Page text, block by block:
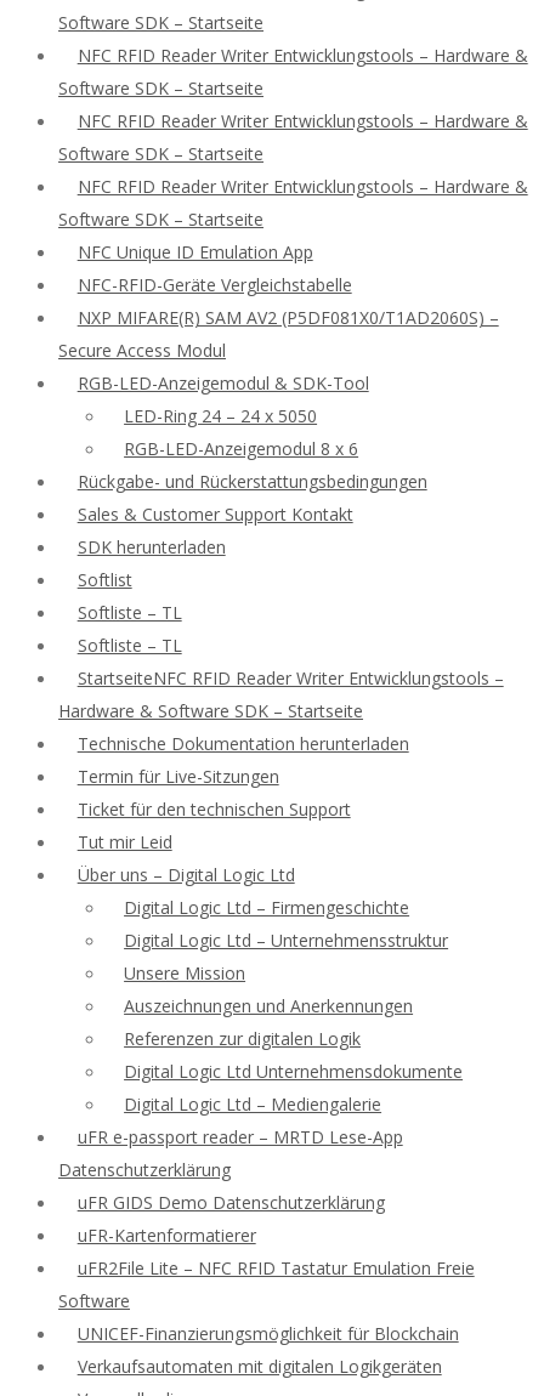
Software SDK – Startseite
NFC RFID Reader Writer Entwicklungstools – Hardware &
Software SDK – Startseite
NFC RFID Reader Writer Entwicklungstools – Hardware &
Software SDK – Startseite
NFC RFID Reader Writer Entwicklungstools – Hardware &
Software SDK – Startseite
NFC Unique ID Emulation App
NFC-RFID-Geräte Vergleichstabelle
NXP MIFARE(R) SAM AV2 (P5DF081X0/T1AD2060S) –
Secure Access Modul
RGB-LED-Anzeigemodul & SDK-Tool
LED-Ring 24 – 24 x 5050
RGB-LED-Anzeigemodul 8 x 6
Rückgabe- und Rückerstattungsbedingungen
Sales & Customer Support Kontakt
SDK herunterladen
Softlist
Softliste – TL
Softliste – TL
StartseiteNFC RFID Reader Writer Entwicklungstools –
Hardware & Software SDK – Startseite
Technische Dokumentation herunterladen
Termin für Live-Sitzungen
Ticket für den technischen Support
Tut mir Leid
Über uns – Digital Logic Ltd
Digital Logic Ltd – Firmengeschichte
Digital Logic Ltd – Unternehmensstruktur
Unsere Mission
Auszeichnungen und Anerkennungen
Referenzen zur digitalen Logik
Digital Logic Ltd Unternehmensdokumente
Digital Logic Ltd – Mediengalerie
uFR e-passport reader – MRTD Lese-App
Datenschutzerklärung
uFR GIDS Demo Datenschutzerklärung
uFR-Kartenformatierer
uFR2File Lite – NFC RFID Tastatur Emulation Freie
Software
UNICEF-Finanzierungsmöglichkeit für Blockchain
Verkaufsautomaten mit digitalen Logikgeräten